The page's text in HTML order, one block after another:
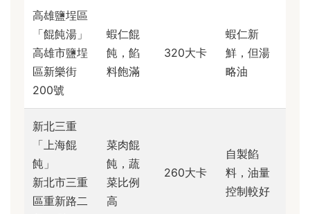
高雄鹽埕區
「餛飩湯」
高雄市鹽埕
區新樂街
200號
蝦仁餛
飩，餡
料飽滿
320大卡
蝦仁新
鮮，但湯
略油
新北三重
「上海餛
飩」
新北市三重
區重新路二
菜肉餛
飩，蔬
菜比例
高
260大卡
自製餡
料，油量
控制較好